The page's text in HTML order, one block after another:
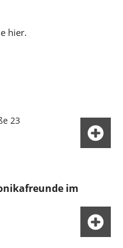
hier.
23
im